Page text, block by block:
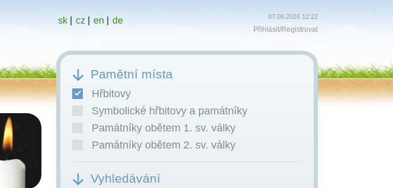
sk| cz en de 07.08.2026 12:22
Přihlásit/Registrovat
Pamětní místa
Hřbitovy
Symbolické hřbitovy a památníky
Památníky obětem 1. sv. války
Památníky obětem 2. sv. války
Vyhledávání